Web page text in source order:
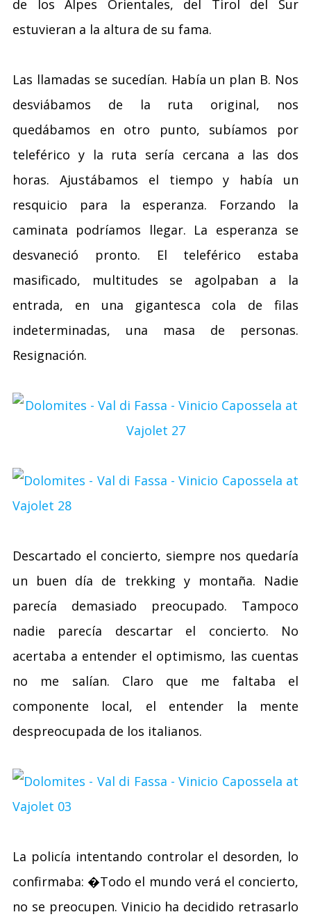
de los Alpes Orientales, del Tirol del Sur
estuvieran a la altura de su fama.
Las llamadas se sucedían. Había un plan B. Nos
desviábamos de la ruta original, nos
quedábamos en otro punto, subíamos por
teleférico y la ruta sería cercana a las dos
horas. Ajustábamos el tiempo y había un
resquicio para la esperanza. Forzando la
caminata podríamos llegar. La esperanza se
desvaneció pronto. El teleférico estaba
masificado, multitudes se agolpaban a la
entrada, en una gigantesca cola de filas
indeterminadas, una masa de personas.
Resignación.
Descartado el concierto, siempre nos quedaría
un buen día de trekking y montaña. Nadie
parecía demasiado preocupado. Tampoco
nadie parecía descartar el concierto. No
acertaba a entender el optimismo, las cuentas
no me salían. Claro que me faltaba el
componente local, el entender la mente
despreocupada de los italianos.
La policía intentando controlar el desorden, lo
confirmaba: �Todo el mundo verá el concierto,
no se preocupen. Vinicio ha decidido retrasarlo